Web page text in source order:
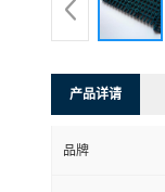
产品详请
品牌